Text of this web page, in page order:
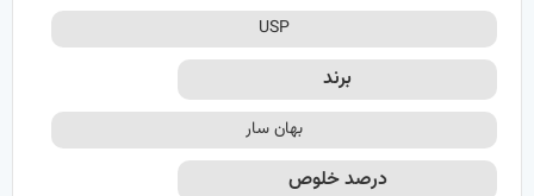
USP
برند
بهان سار
درصد خلوص